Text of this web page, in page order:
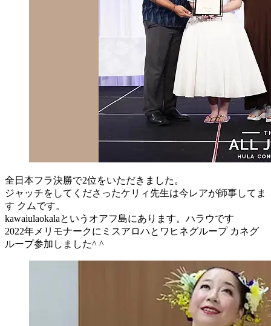
全日本フラ決勝で2位をいただきました。
ジャッチをしてくださったケリィ先生は今レアが師事してま
す クムです。
kawaiulaokalaというオアフ島にあります。ハラウです
2022年メリモナークにミスアロハとワヒネグループ カネグ
ループ参加しました^ ^